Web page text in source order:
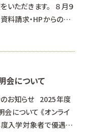
いただきます。 ８月９
資料請求・HPからのお
合せ・オープンキャン
可能性もあります
の８月２４日(土)に、
会について
のお知らせ 2025年度
について 《オンライ
度入学対象者で優遇制